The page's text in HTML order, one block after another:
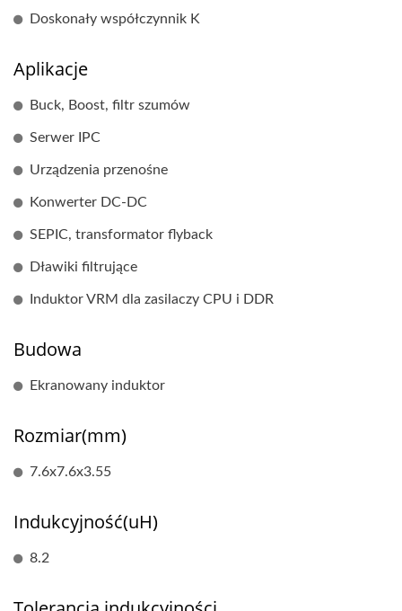
Doskonały współczynnik K
Aplikacje
Buck, Boost, filtr szumów
Serwer IPC
Urządzenia przenośne
Konwerter DC-DC
SEPIC, transformator flyback
Dławiki filtrujące
Induktor VRM dla zasilaczy CPU i DDR
Budowa
Ekranowany induktor
Rozmiar(mm)
7.6x7.6x3.55
Indukcyjność(uH)
8.2